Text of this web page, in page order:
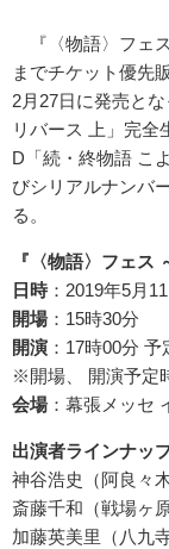
『〈物語〉フェ
までチケット優先
2月27日に発売と
リバース 上」完全
D「続・終物語 こ
びシリアルナンバ
る。
『〈物語〉フェス
日時：2019年5月11
開場：15時30分
開演 ：17時00分
※開場、 開演予定
会場：幕張メッセ
出演者ラインナッ
神谷浩史（阿良々
斎藤千和（戦場ヶ
加藤英美里（八九